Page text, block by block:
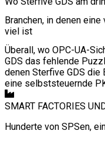
Branchen, in denen
viel ist
Überall, wo OPC-UA-
GDS das fehlende
denen Sterfive GDS
eine selbststeuernde
SMART FACTORIES
Hunderte von SPSen,